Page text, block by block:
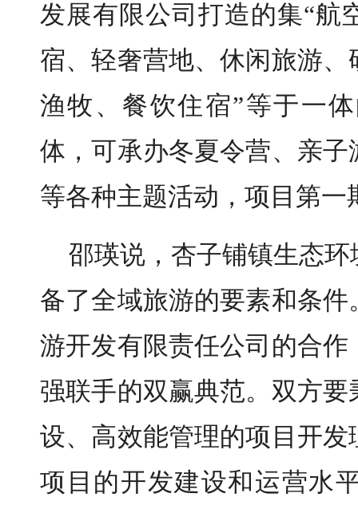
发展有限公司打造的集“航
宿、轻奢营地、休闲旅游
渔牧、餐饮住宿”等于一
体，可承办冬夏令营、亲
等各种主题活动，项目第一
邵瑛说，杏子铺镇生态
备了全域旅游的要素和条
游开发有限责任公司的合
强联手的双赢典范。双方
设、高效能管理的项目开
项目的开发建设和运营水